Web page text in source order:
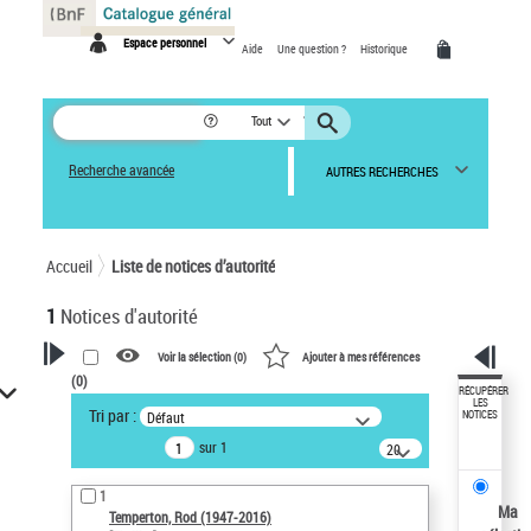
Espace personnel Aide Une question ? Historique
Tout
Recherche avancée AUTRES RECHERCHES
Accueil Liste de notices d’autorité
1 Notices d'autorité
VOTRE RECHERCHE
Recherche avancée dans les
notices d’autorité
Œuvres liées à l'auteur :
Temperton, Rod (1947-2016)
Voir la sélection (0) Ajouter à mes références
(0)
Tri par : Défaut
sur 1
20
résultats/page
1
Temperton, Rod (1947-2016)
RÉCUPÉRER
LES
NOTICES
Ma
Panneau de gestion des cookies